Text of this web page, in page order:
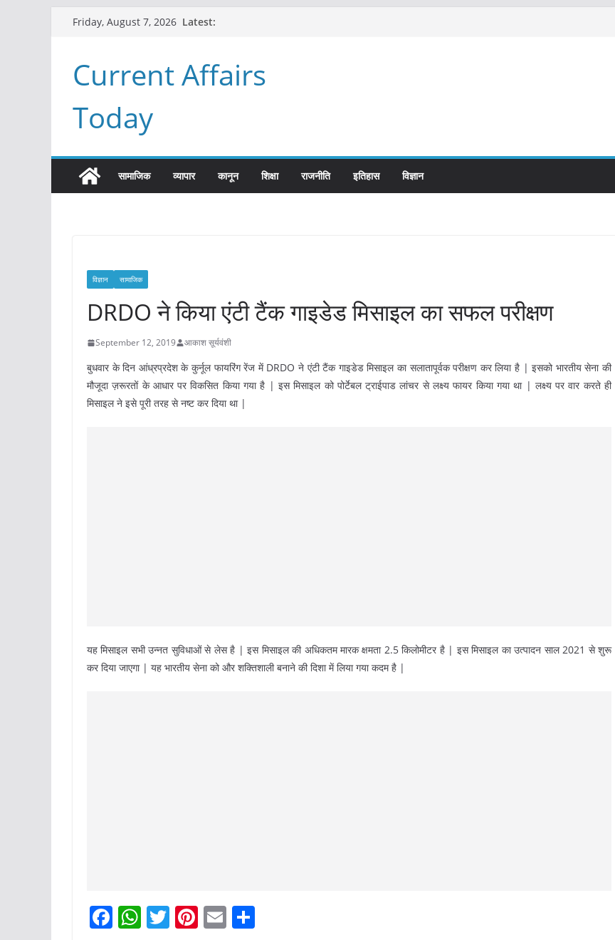
Friday, August 7, 2026 Latest:
Current Affairs
Today
सामाजिक व्यापार कानून शिक्षा राजनीति इतिहास विज्ञान
विज्ञान सामाजिक
DRDO ने किया एंटी टैंक गाइडेड मिसाइल का सफल परीक्षण
September 12, 2019 आकाश सूर्यवंशी
बुधवार के दिन आंध्रप्रदेश के कुर्नूल फायरिंग रेंज में DRDO ने एंटी टैंक गाइडेड मिसाइल का सलातापूर्वक परीक्षण कर लिया है | इसको भारतीय सेना की
मौजूदा ज़रूरतों के आधार पर विकसित किया गया है | इस मिसाइल को पोर्टेबल ट्राईपाड लांचर से लक्ष्य फायर किया गया था | लक्ष्य पर वार करते ही
मिसाइल ने इसे पूरी तरह से नष्ट कर दिया था |
यह मिसाइल सभी उन्नत सुविधाओं से लेस है | इस मिसाइल की अधिकतम मारक क्षमता 2.5 किलोमीटर है | इस मिसाइल का उत्पादन साल 2021 से शुरू
कर दिया जाएगा | यह भारतीय सेना को और शक्तिशाली बनाने की दिशा में लिया गया कदम है |
F W T Pi E